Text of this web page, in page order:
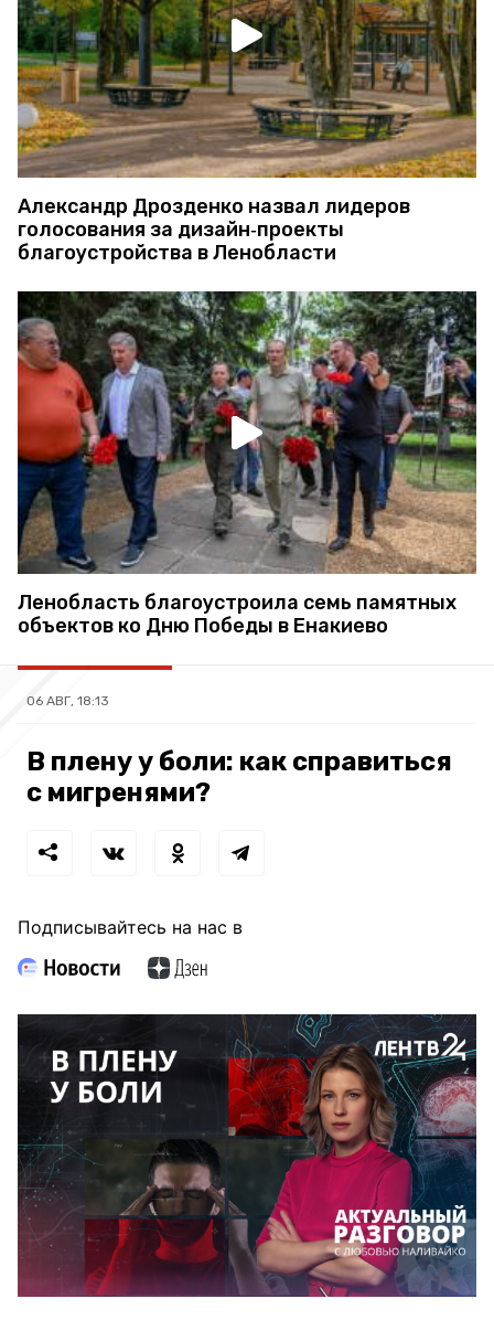
Александр Дрозденко назвал лидеров
голосования за дизайн‑проекты
благоустройства в Ленобласти
Ленобласть благоустроила семь памятных
объектов ко Дню Победы в Енакиево
06 АВГ, 18:13
В плену у боли: как справиться
с мигренями?
Подписывайтесь на нас в